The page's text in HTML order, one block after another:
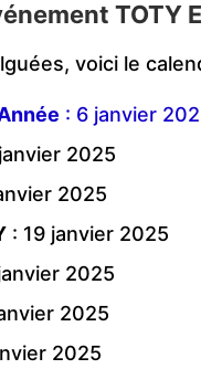
TOTY
voici le
: 6 janvier
2025
2025
: 19 janvier 2025
2025
2025
2025